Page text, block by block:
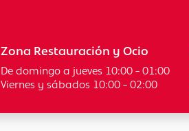
Zona Restauración y Ocio
De domingo a jueves 10:00 - 01:00
Viernes y sábados 10:00 - 02:00